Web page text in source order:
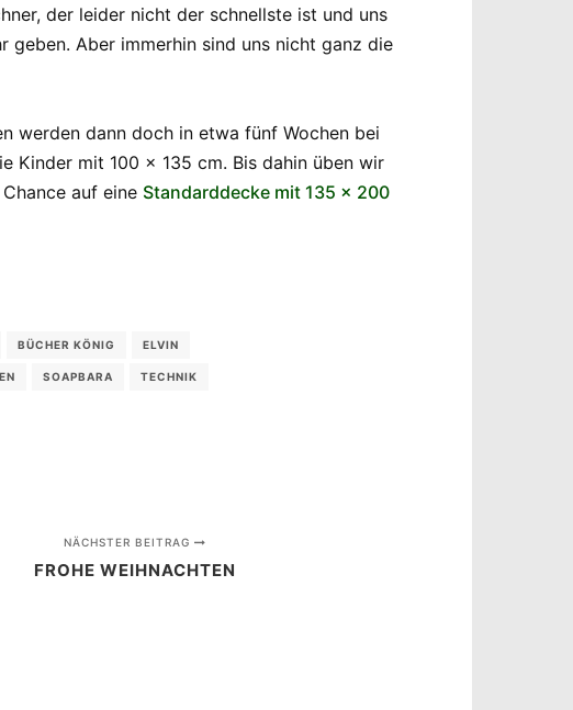
der leider nicht der schnellste ist und uns
geben. Aber immerhin sind uns nicht ganz die
werden dann doch in etwa fünf Wochen bei
Kinder mit 100 x 135 cm. Bis dahin üben wir
auf eine Standarddecke mit 135 x 200
BÜCHER KÖNIG ELVIN
SOAPBARA TECHNIK
NÄCHSTER BEITRAG
FROHE WEIHNACHTEN